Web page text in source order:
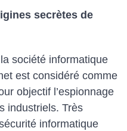
secrètes de
société informatique
est considéré comme
objectif l’espionnage
industriels. Très
informatique